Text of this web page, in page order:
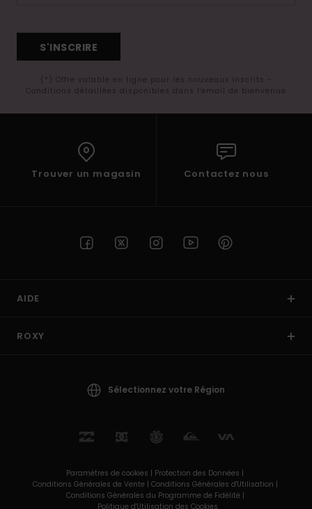
S'INSCRIRE
(*) Offre valable en ligne pour les nouveaux inscrits -
Conditions détaillées disponibles dans l'email de bienvenue
Trouver un magasin Contactez nous
AIDE
ROXY
Sélectionnez votre Région
Paramètres de cookies | Protection des Données |
Conditions Générales de Vente | Conditions Générales d'Utilisation |
Conditions Générales du Programme de Fidélité |
Politique d'Utilisation des Cookies